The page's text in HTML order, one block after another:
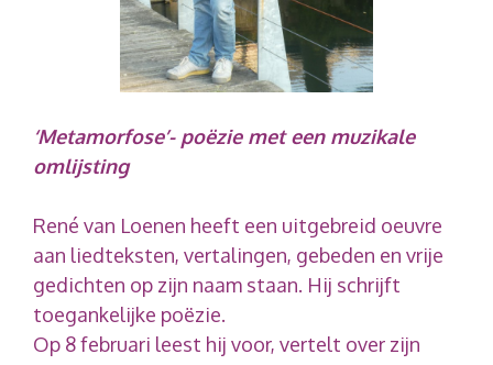
‘Metamorfose’- poëzie met een muzikale
omlijsting
René van Loenen heeft een uitgebreid oeuvre
aan liedteksten, vertalingen, gebeden en vrije
gedichten op zijn naam staan. Hij schrijft
toegankelijke poëzie.
Op 8 februari leest hij voor, vertelt over zijn